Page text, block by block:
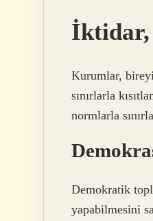
İktidar,
Kurumlar,
sınırlarla
normlarla
Demokratik
yapabilmesini